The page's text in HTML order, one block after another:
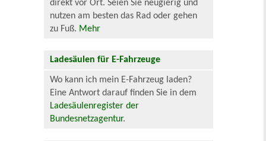
direkt vor Ort. Seien Sie neugierig und
nutzen am besten das Rad oder gehen
zu Fuß. Mehr
Ladesäulen für E-Fahrzeuge
Wo kann ich mein E-Fahrzeug laden?
Eine Antwort darauf finden Sie in dem
Ladesäulenregister der
Bundesnetzagentur.